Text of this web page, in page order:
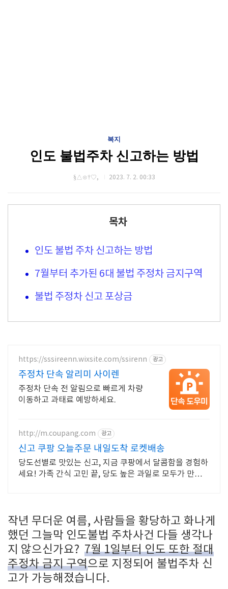
복지
인도 불법주차 신고하는 방법
§△⊙†♡, 2023. 7. 2. 00:33
목차
인도 불법 주차 신고하는 방법
7월부터 추가된 6대 불법 주정차 금지구역
불법 주정차 신고 포상금
https://sssireenn.wixsite.com/ssirenn 광고
주정차 단속 알리미 사이렌
주정차 단속 전 알림으로 빠르게 차량
이동하고 과태료 예방하세요.
http://m.coupang.com 광고
신고 쿠팡 오늘주문 내일도착 로켓배송
당도선별로 맛있는 신고, 지금 쿠팡에서 달콤함을 경험하
세요! 가족 간식 고민 끝, 당도 높은 과일로 모두가 만족할
작년 무더운 여름, 사람들을 황당하고 화나게
했던 그늘막 인도불법 주차사건 다들 생각나
지 않으신가요? 7월 1일부터 인도 또한 절대
주정차 금지 구역으로 지정되어 불법주차 신
고가 가능해졌습니다.